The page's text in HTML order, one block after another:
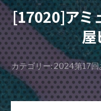
が
り
な〜
ざ
と
エ
イ
[17020]アミ
屋
カテゴリー:2024第17回